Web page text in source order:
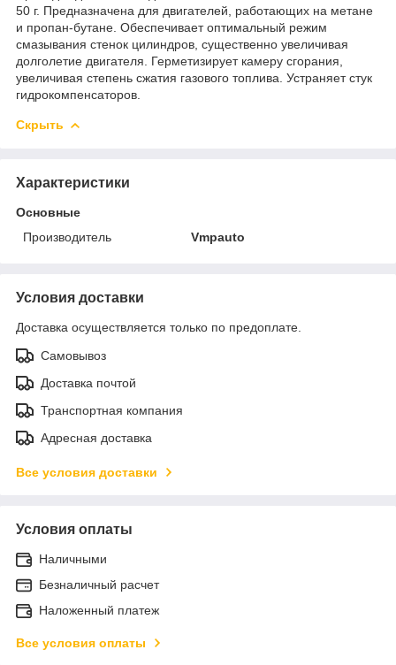
50 г. Предназначена для двигателей, работающих на метане
и пропан-бутане. Обеспечивает оптимальный режим
смазывания стенок цилиндров, существенно увеличивая
долголетие двигателя. Герметизирует камеру сгорания,
увеличивая степень сжатия газового топлива. Устраняет стук
гидрокомпенсаторов.
Скрыть
Характеристики
Основные
Производитель
Vmpauto
Условия доставки
Доставка осуществляется только по предоплате.
Самовывоз
Доставка почтой
Транспортная компания
Адресная доставка
Все условия доставки
Условия оплаты
Наличными
Безналичный расчет
Наложенный платеж
Все условия оплаты